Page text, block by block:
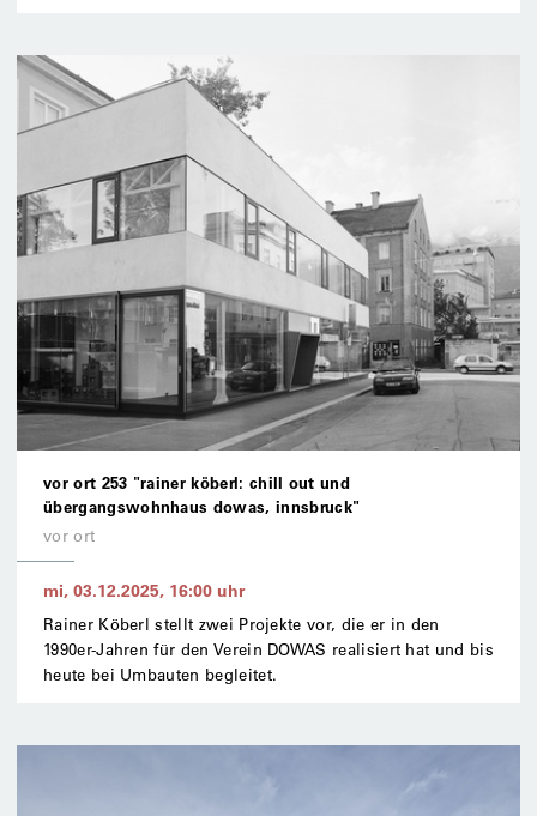
vor ort 253 "rainer köberl: chill out und
übergangswohnhaus dowas, innsbruck"
vor ort
mi, 03.12.2025, 16:00 uhr
Rainer Köberl stellt zwei Projekte vor, die er in den
1990er-Jahren für den Verein DOWAS realisiert hat und bis
heute bei Umbauten begleitet.